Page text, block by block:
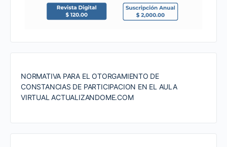
NORMATIVA PARA EL OTORGAMIENTO DE
CONSTANCIAS DE PARTICIPACION EN EL AULA
VIRTUAL ACTUALIZANDOME.COM